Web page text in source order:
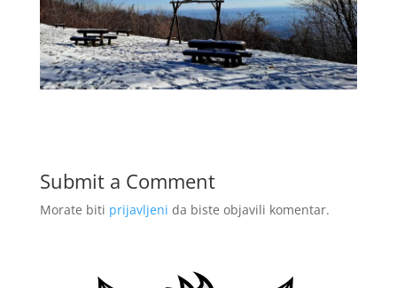
Submit a Comment
Morate biti prijavljeni da biste objavili komentar.